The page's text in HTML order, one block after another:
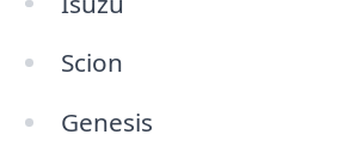
Scion
Genesis